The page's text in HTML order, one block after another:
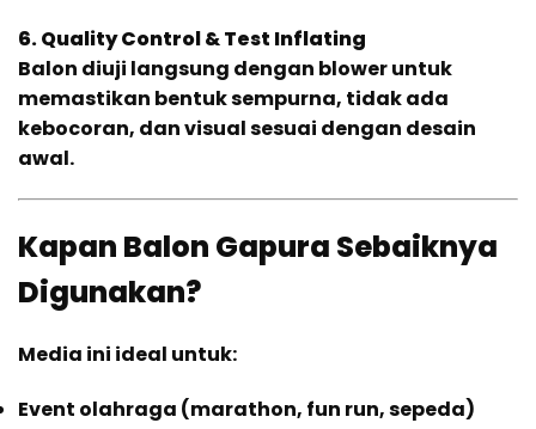
6. Quality Control & Test Inflating
Balon diuji langsung dengan blower untuk
memastikan bentuk sempurna, tidak ada
kebocoran, dan visual sesuai dengan desain
awal.
Kapan Balon Gapura Sebaiknya
Digunakan?
Media ini ideal untuk:
Event olahraga (marathon, fun run, sepeda)